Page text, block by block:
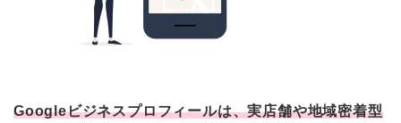
Googleビジネスプロフィールは、実店舗や地域密着型